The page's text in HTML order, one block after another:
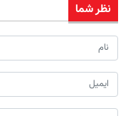
نظر شما